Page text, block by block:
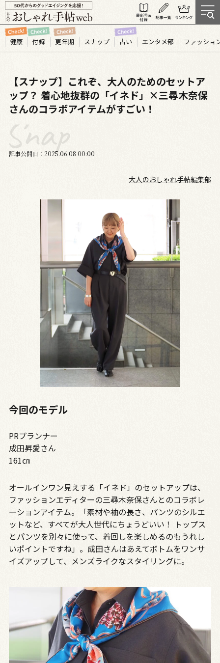
健康 付録 更年期 スナップ 占い エンタメ部 ファッショ
【スナップ】これぞ、大人のためのセットア
ップ？ 着心地抜群の「イネド」×三尋木奈保
さんのコラボアイテムがすごい！
記事公開日 2025.06 08 00:00
大人のおしゃれ手帖編集部
今回のモデル
PRプランナー
成田昇愛さん
161㎝
オールインワン見えする「イネド」のセットアップは、
ファッションエディターの三尋木奈保さんとのコラボレ
ーションアイテム。「素材や袖の長さ、パンツのシルエ
ットなど、すべてが大人世代にちょうどいい！ トップス
とパンツを別々に使って、着回しを楽しめるのもうれし
いポイントですね」。成田さんはあえてボトムをワンサ
イズアップして、メンズライクなスタイリングに。